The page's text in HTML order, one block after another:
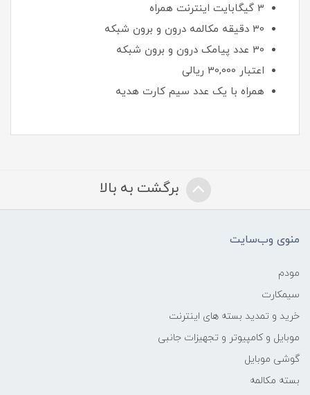
3 گیگابایت اینترنت همراه
30 دقیقه مکالمه درون و برون شبکه
30 عدد پیامک درون و برون شبکه
اعتبار 30,000 ريالی
همراه با یک عدد سیم کارت هدیه
برگشت به بالا
منوی وب‌سایت
مودم
سیمکارت
خرید و تمدید بسته های اینترنت
موبایل و کامپیوتر و تجهیزات جانبی
گوشی موبایل
بسته مکالمه